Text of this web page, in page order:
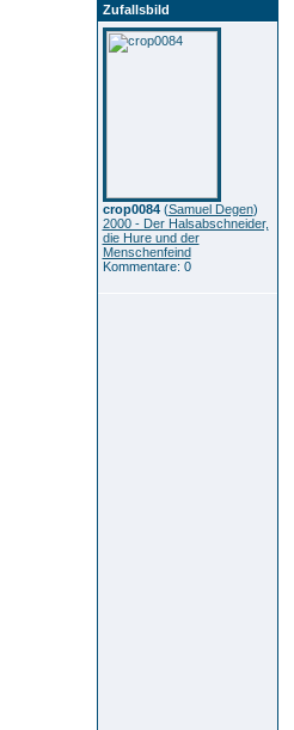
Zufallsbild
crop0084(Samuel Degen)
2000 - Der Halsabschneider,
die Hure und der
Menschenfeind
Kommentare: 0